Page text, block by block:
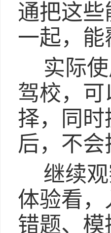
通把这
一起，
实际
驾校，
择，同
后，不
继续
体验看
错题、